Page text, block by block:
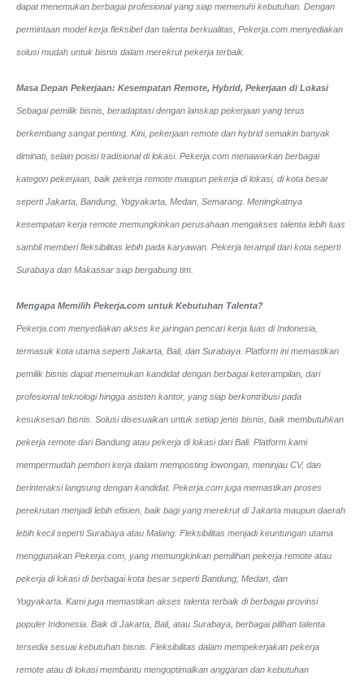
dapat menemukan berbagai profesional yang siap memenuhi kebutuhan. Dengan
permintaan model kerja fleksibel dan talenta berkualitas, Pekerja.com menyediakan
solusi mudah untuk bisnis dalam merekrut pekerja terbaik.
Masa Depan Pekerjaan: Kesempatan Remote, Hybrid, Pekerjaan di Lokasi
Sebagai pemilik bisnis, beradaptasi dengan lanskap pekerjaan yang terus
berkembang sangat penting. Kini, pekerjaan remote dan hybrid semakin banyak
diminati, selain posisi tradisional di lokasi. Pekerja.com menawarkan berbagai
kategori pekerjaan, baik pekerja remote maupun pekerja di lokasi, di kota besar
seperti Jakarta, Bandung, Yogyakarta, Medan, Semarang. Meningkatnya
kesempatan kerja remote memungkinkan perusahaan mengakses talenta lebih luas
sambil memberi fleksibilitas lebih pada karyawan. Pekerja terampil dari kota seperti
Surabaya dan Makassar siap bergabung tim.
Mengapa Memilih Pekerja.com untuk Kebutuhan Talenta?
Pekerja.com menyediakan akses ke jaringan pencari kerja luas di Indonesia,
termasuk kota utama seperti Jakarta, Bali, dan Surabaya. Platform ini memastikan
pemilik bisnis dapat menemukan kandidat dengan berbagai keterampilan, dari
profesional teknologi hingga asisten kantor, yang siap berkontribusi pada
kesuksesan bisnis. Solusi disesuaikan untuk setiap jenis bisnis, baik membutuhkan
pekerja remote dari Bandung atau pekerja di lokasi dari Bali. Platform kami
mempermudah pemberi kerja dalam memposting lowongan, meninjau CV, dan
berinteraksi langsung dengan kandidat. Pekerja.com juga memastikan proses
perekrutan menjadi lebih efisien, baik bagi yang merekrut di Jakarta maupun daerah
lebih kecil seperti Surabaya atau Malang. Fleksibilitas menjadi keuntungan utama
menggunakan Pekerja.com, yang memungkinkan pemilihan pekerja remote atau
pekerja di lokasi di berbagai kota besar seperti Bandung, Medan, dan
Yogyakarta. Kami juga memastikan akses talenta terbaik di berbagai provinsi
populer Indonesia. Baik di Jakarta, Bali, atau Surabaya, berbagai pilihan talenta
tersedia sesuai kebutuhan bisnis. Fleksibilitas dalam mempekerjakan pekerja
remote atau di lokasi membantu mengoptimalkan anggaran dan kebutuhan